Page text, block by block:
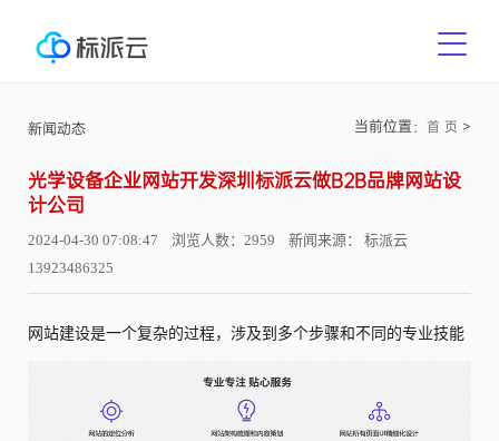
新闻动态 当前位置： 首 页 >
光学设备企业网站开发深圳标派云做B2B品牌网站设
计公司
2024-04-30 07:08:47 浏览人数：2959 新闻来源： 标派云
13923486325
网站建设是一个复杂的过程，涉及到多个步骤和不同的专业技能